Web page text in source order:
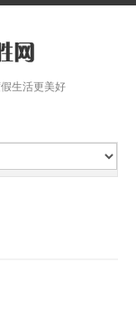
生活更美好